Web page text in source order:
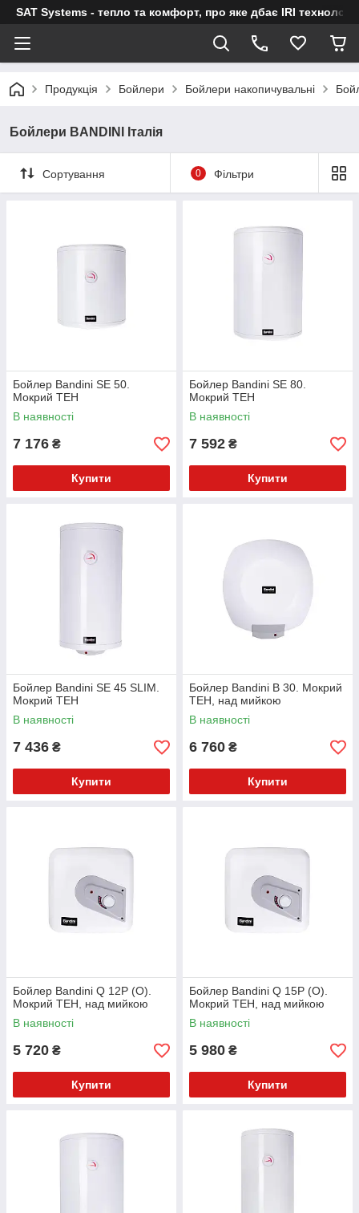
SAT Systems - тепло та комфорт, про яке дбає IRI технологія
Продукція Бойлери Бойлери накопичувальні
Бойлери BANDINI Iталія
Сортування 0 Фільтри
Бойлер Bandini SE 50.
Мокрий ТЕН
В наявності
7 176 ₴
Купити
Бойлер Bandini SE 80.
Мокрий ТЕН
В наявності
7 592 ₴
Купити
Бойлер Bandini SE 45 SLIM.
Мокрий ТЕН
В наявності
7 436 ₴
Купити
Бойлер Bandini B 30. Мокрий
ТЕН, над мийкою
В наявності
6 760 ₴
Купити
Бойлер Bandini Q 12P (О).
Мокрий ТЕН, над мийкою
В наявності
5 720 ₴
Купити
Бойлер Bandini Q 15P (О).
Мокрий ТЕН, над мийкою
В наявності
5 980 ₴
Купити